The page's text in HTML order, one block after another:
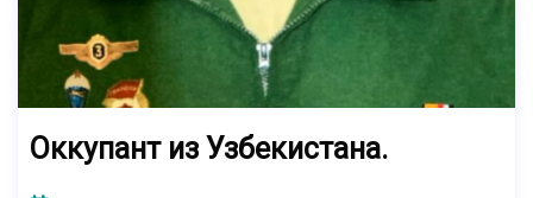
Oккупант из Узбекистана.